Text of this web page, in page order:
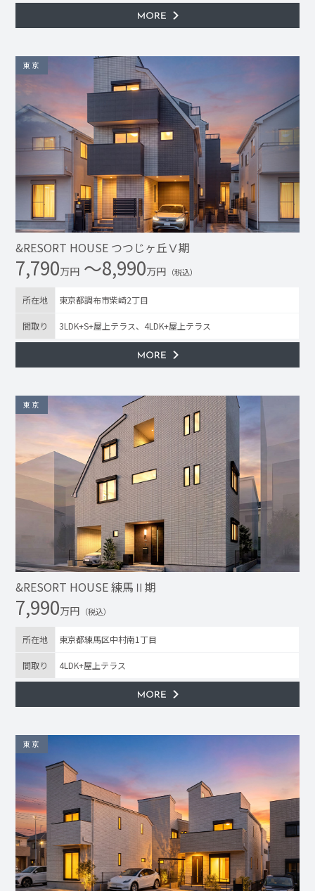
東京
&RESORT HOUSE つつじヶ丘Ⅴ期
7,790万円 〜8,990万円 （税込）
所在地 東京都調布市柴崎2丁目
間取り 3LDK+S+屋上テラス、4LDK+屋上テラス
東京
&RESORT HOUSE 練馬Ⅱ期
7,990万円 （税込）
所在地 東京都練馬区中村南1丁目
間取り 4LDK+屋上テラス
東京